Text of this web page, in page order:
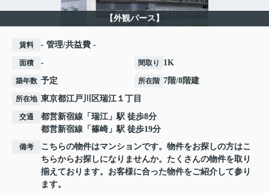
【外観パース】
賃料 - 管理/共益費 -
面積 - 間取り 1K
築年数 予定 所在階 7階/8階建
所在地 東京都江戸川区瑞江１丁目
交通 都営新宿線 「 瑞江」駅 徒歩8分
都営新宿線 「 篠崎 」駅 徒歩19分
備考
こちらの物件はマンションです。物件をお探しの方はこ
ちらからお探しになりませんか。たくさんの物件を取り
揃えております。お客様に合った物件をご紹介して参り
ます。